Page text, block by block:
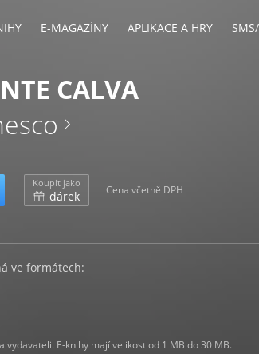
E-MAGAZÍNY APLIKACE A HRY
CALVA
Koupit jako
dárek Cena včetně DPH
ve formátech:
vydavateli. E-knihy mají velikost od 1 MB do 30 MB.